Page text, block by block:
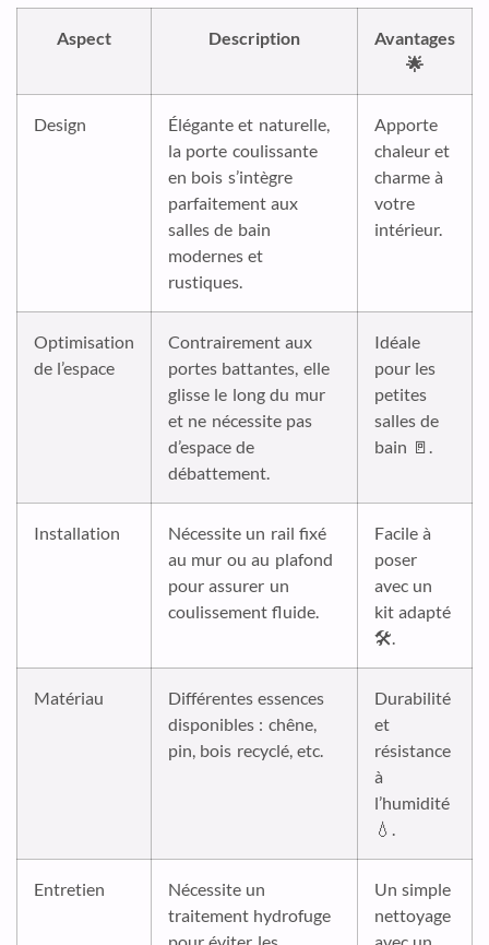
Aspect Description
Avantages
🌟
Design
Élégante et naturelle,
la porte coulissante
en bois s’intègre
parfaitement aux
salles de bain
modernes et
rustiques.
Apporte
chaleur et
charme à
votre
intérieur.
Optimisation
de l’espace
Contrairement aux
portes battantes, elle
glisse le long du mur
et ne nécessite pas
d’espace de
débattement.
Idéale
pour les
petites
salles de
bain 🚪.
Installation
Nécessite un rail fixé
au mur ou au plafond
pour assurer un
coulissement fluide.
Facile à
poser
avec un
kit adapté
🛠️.
Matériau
Différentes essences
disponibles : chêne,
pin, bois recyclé, etc.
Durabilité
et
résistance
à
l’humidité
💧.
Entretien
Nécessite un
traitement hydrofuge
Un simple
nettoyage